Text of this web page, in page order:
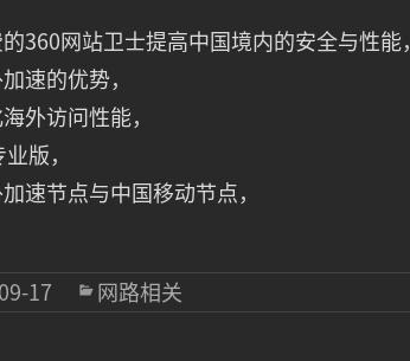
360网站卫士提高中国境内的安全与性能，
速的优势，
外访问性能，
版，
速节点与中国移动节点，
17 网路相关